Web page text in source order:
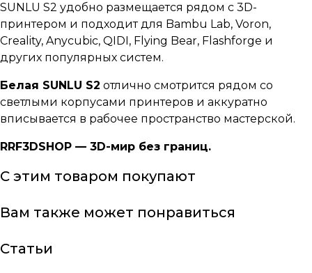
SUNLU S2 удобно размещается рядом с 3D-
принтером и подходит для Bambu Lab, Voron,
Creality, Anycubic, QIDI, Flying Bear, Flashforge и
других популярных систем.
Белая SUNLU S2 отлично смотрится рядом со
светлыми корпусами принтеров и аккуратно
вписывается в рабочее пространство мастерской.
RRF3DSHOP — 3D-мир без границ.
С этим товаром покупают
Вам также может понравиться
Статьи